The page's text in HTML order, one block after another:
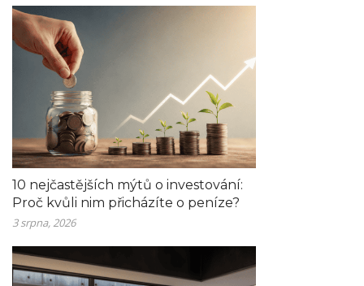
10 nejčastějších mýtů o investování:
Proč kvůli nim přicházíte o peníze?
3 srpna, 2026